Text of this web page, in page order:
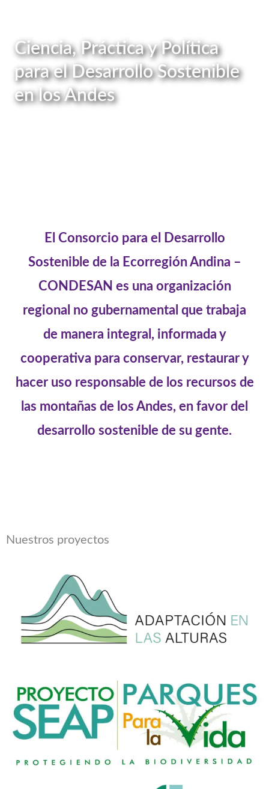
Ciencia, Práctica y Política
para el Desarrollo Sostenible
en los Andes
El Consorcio para el Desarrollo
Sostenible de la Ecorregión Andina –
CONDESAN es una organización
regional no gubernamental que trabaja
de manera integral, informada y
cooperativa para conservar, restaurar y
hacer uso responsable de los recursos de
las montañas de los Andes, en favor del
desarrollo sostenible de su gente.
Nuestros proyectos